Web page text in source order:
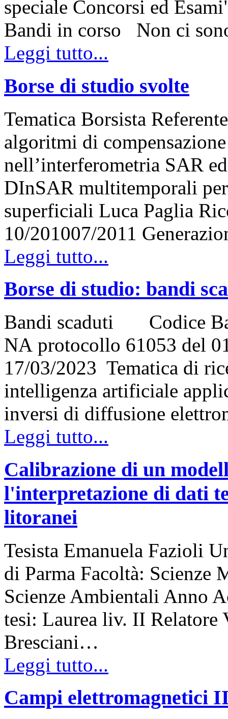
speciale Concorsi ed
Bandi in corso Non ci
Leggi tutto...
Borse di studio svolte
Tematica Borsista
algoritmi di
nell’interferometria SAR
DInSAR multitemporali
superficiali Luca Paglia
10/201007/2011
Leggi tutto...
Borse di studio: bandi
Bandi scaduti Codice
NA protocollo 61053 del
17/03/2023 Tematica di
intelligenza artificiale
inversi di diffusione
Leggi tutto...
Calibrazione di un
l'interpretazione di dati
litoranei
Tesista Emanuela Fazioli
di Parma Facoltà: Scienze
Scienze Ambientali Anno
tesi: Laurea liv. II
Bresciani…
Leggi tutto...
Campi elettromagnetici